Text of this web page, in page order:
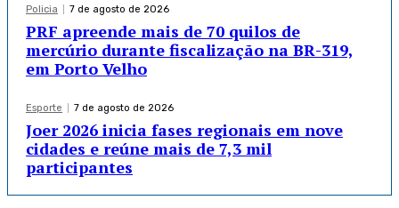
Policia 7 de agosto de 2026
PRF apreende mais de 70 quilos de
mercúrio durante fiscalização na BR-319,
em Porto Velho
Esporte 7 de agosto de 2026
Joer 2026 inicia fases regionais em nove
cidades e reúne mais de 7,3 mil
participantes